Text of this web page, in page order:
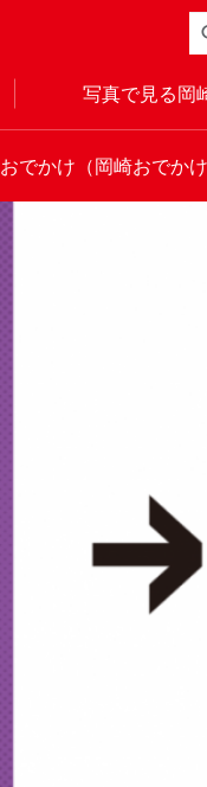
写真で見る岡
おでかけ（岡崎おでかけ